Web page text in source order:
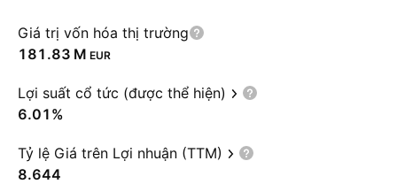
Giá trị vốn hóa thị trường
‪181.83 M‬ EUR
Lợi suất cổ tức (được thể hiện)
6.01%
Tỷ lệ Giá trên Lợi nhuận (TTM)
8.644